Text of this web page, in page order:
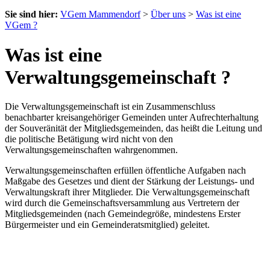
Sie sind hier: VGem Mammendorf> Über uns > Was ist eine
VGem ?
Was ist eine
Verwaltungsgemeinschaft ?
Die Verwaltungsgemeinschaft ist ein Zusammenschluss
benachbarter kreisangehöriger Gemeinden unter Aufrechterhaltung
der Souveränität der Mitgliedsgemeinden, das heißt die Leitung und
die politische Betätigung wird nicht von den
Verwaltungsgemeinschaften wahrgenommen.
Verwaltungsgemeinschaften erfüllen öffentliche Aufgaben nach
Maßgabe des Gesetzes und dient der Stärkung der Leistungs- und
Verwaltungskraft ihrer Mitglieder. Die Verwaltungsgemeinschaft
wird durch die Gemeinschaftsversammlung aus Vertretern der
Mitgliedsgemeinden (nach Gemeindegröße, mindestens Erster
Bürgermeister und ein Gemeinderatsmitglied) geleitet.